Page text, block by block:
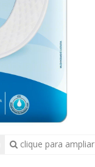
clique para ampliar